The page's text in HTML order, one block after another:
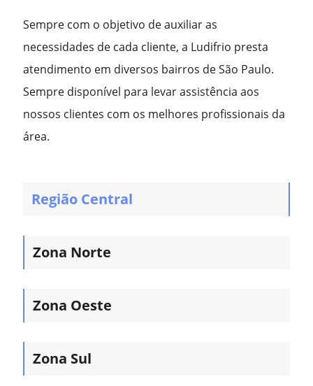
Sempre com o objetivo de auxiliar as
necessidades de cada cliente, a Ludifrio presta
atendimento em diversos bairros de São Paulo.
Sempre disponível para levar assistência aos
nossos clientes com os melhores profissionais da
área.
Região Central
Zona Norte
Zona Oeste
Zona Sul